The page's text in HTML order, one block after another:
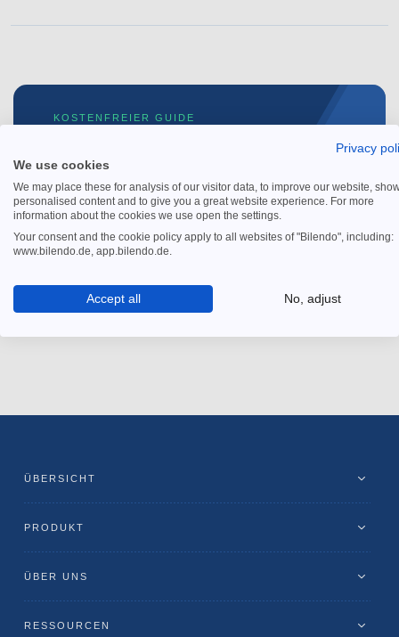
KOSTENFREIER GUIDE
beim Debitorenmanagement
✓ Wie Sie an den entscheidenden Stellschrauben
drehen und Ihre Zahlen verbessern.
ÜBERSICHT
PRODUKT
ÜBER UNS
RESSOURCEN
Privacy
We use cookies
We may place these for analysis of our visitor data, to improve our website,
personalised content and to give you a great website experience. For more
information about the cookies we use open the settings.
Your consent and the cookie policy apply to all websites of "Bilendo", including:
www.bilendo.de, app.bilendo.de.
Accept all No, adjust